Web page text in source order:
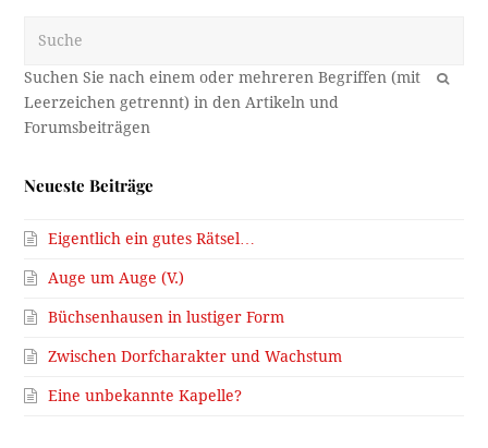
OK
Neueste Beiträge
Eigentlich ein gutes Rätsel…
Auge um Auge (V.)
Büchsenhausen in lustiger Form
Zwischen Dorfcharakter und Wachstum
Eine unbekannte Kapelle?